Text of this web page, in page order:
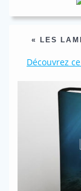
« LES
Découvrez